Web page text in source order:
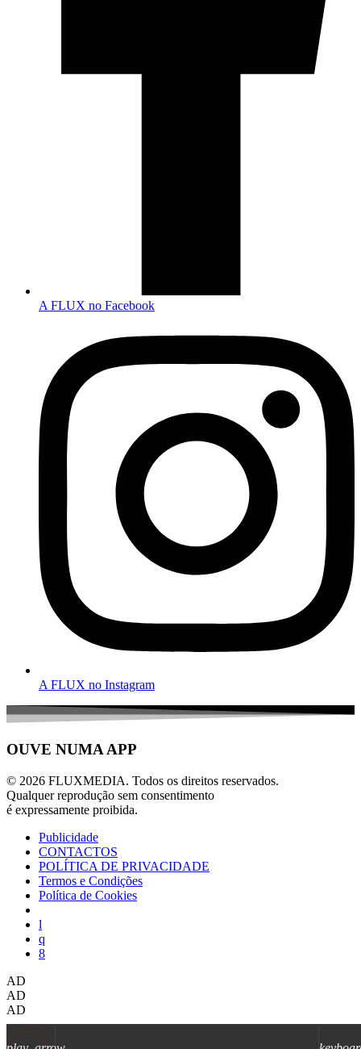
A FLUX no Facebook
A FLUX no Instagram
OUVE NUMA APP
© 2026 FLUXMEDIA. Todos os direitos reservados.
Qualquer reprodução sem consentimento
é expressamente proibida.
Publicidade
CONTACTOS
POLÍTICA DE PRIVACIDADE
Termos e Condições
Política de Cookies
AD
AD
AD